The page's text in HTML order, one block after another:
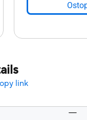
link